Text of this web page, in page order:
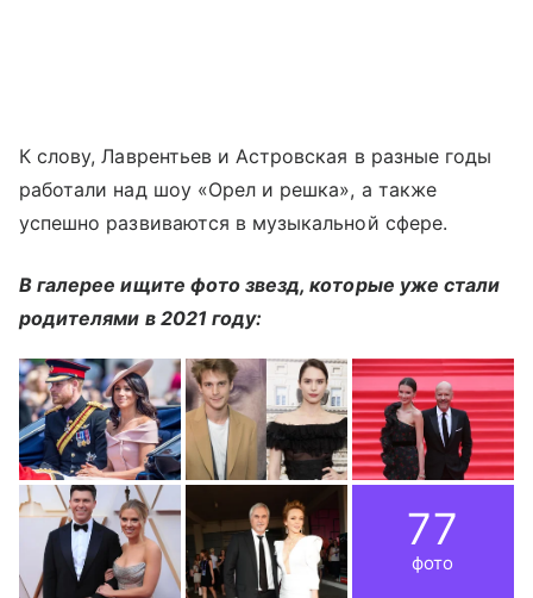
К слову, Лаврентьев и Астровская в разные годы
работали над шоу «Орел и решка», а также
успешно развиваются в музыкальной сфере.
В галерее ищите фото звезд, которые уже стали
родителями в 2021 году:
77
фото